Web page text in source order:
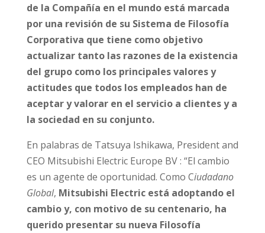
de la Compañía en el mundo está marcada
por una revisión de su Sistema de Filosofía
Corporativa que tiene como objetivo
actualizar tanto las razones de la existencia
del grupo como los principales valores y
actitudes que todos los empleados han de
aceptar y valorar en el servicio a clientes y a
la sociedad en su conjunto.
En palabras de Tatsuya Ishikawa, President and
CEO Mitsubishi Electric Europe BV : “El cambio
es un agente de oportunidad. Como Ciudadano
Global, Mitsubishi Electric está adoptando el
cambio y, con motivo de su centenario, ha
querido presentar su nueva Filosofía